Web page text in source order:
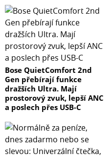
Bose QuietComfort 2nd
Gen přebírají funkce
dražších Ultra. Mají
prostorový zvuk, lepší ANC
a poslech přes USB-C